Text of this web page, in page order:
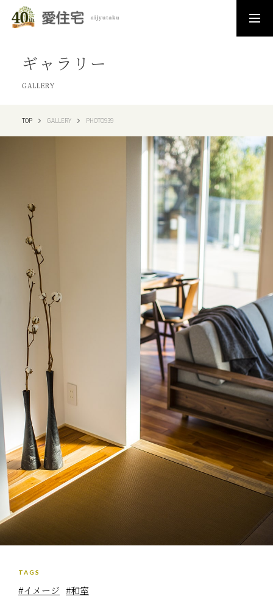
ギャラリー
GALLERY
TOP GALLERY PHOTO939
TAGS
#イメージ #和室